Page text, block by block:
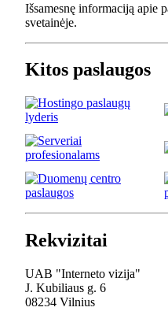
Išsamesnę informaciją apie
svetainėje.
Kitos paslaugos
Rekvizitai
UAB "Interneto vizija"
J. Kubiliaus g. 6
08234 Vilnius